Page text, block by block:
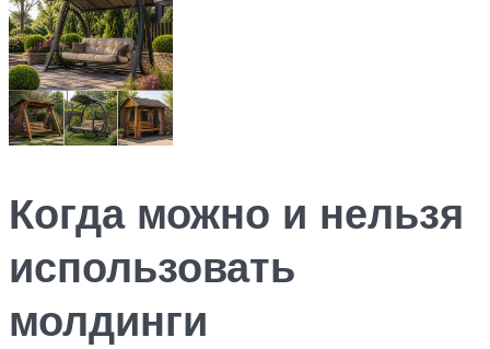
Когда можно и нельзя
использовать
молдинги